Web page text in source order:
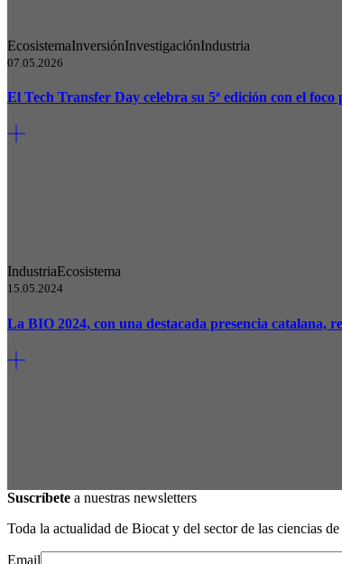
EcosistemaInversiónInvestigaciónIndustria
07.05.2026
El Tech Transfer Day celebra su 5ª edición con el
IndustriaEcosistema
15.05.2024
La BIO 2024, con una destacada presencia catalana,
Suscríbete a nuestras newsletters
Toda la actualidad de Biocat y del sector de las ciencias
Email